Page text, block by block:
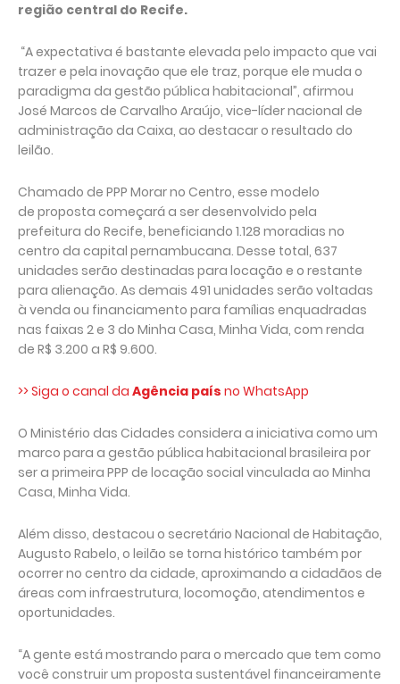
região central do Recife.
“A expectativa é bastante elevada pelo impacto que vai
trazer e pela inovação que ele traz, porque ele muda o
paradigma da gestão pública habitacional”, afirmou
José Marcos de Carvalho Araújo, vice-líder nacional de
administração da Caixa, ao destacar o resultado do
leilão.
Chamado de PPP Morar no Centro, esse modelo
de proposta começará a ser desenvolvido pela
prefeitura do Recife, beneficiando 1.128 moradias no
centro da capital pernambucana. Desse total, 637
unidades serão destinadas para locação e o restante
para alienação. As demais 491 unidades serão voltadas
à venda ou financiamento para famílias enquadradas
nas faixas 2 e 3 do Minha Casa, Minha Vida, com renda
de R$ 3.200 a R$ 9.600.
>> Siga o canal da Agência país no WhatsApp
O Ministério das Cidades considera a iniciativa como um
marco para a gestão pública habitacional brasileira por
ser a primeira PPP de locação social vinculada ao Minha
Casa, Minha Vida.
Além disso, destacou o secretário Nacional de Habitação,
Augusto Rabelo, o leilão se torna histórico também por
ocorrer no centro da cidade, aproximando a cidadãos de
áreas com infraestrutura, locomoção, atendimentos e
oportunidades.
“A gente está mostrando para o mercado que tem como
você construir um proposta sustentável financeiramente